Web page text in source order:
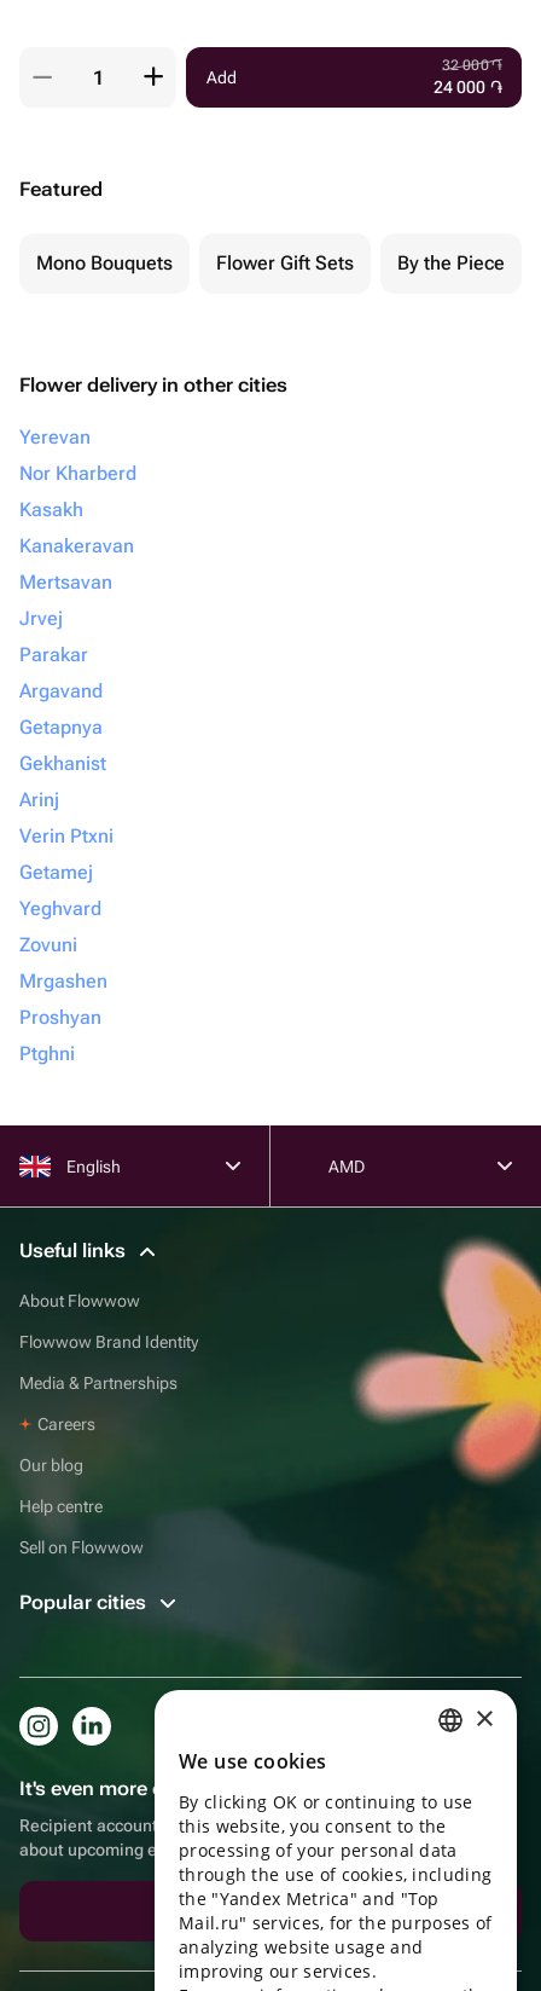
Add
32 000֏
24 000 ֏
Featured
Mono Bouquets Flower Gift Sets By the Piece
Flower delivery in other cities
Yerevan
Nor Kharberd
Kasakh
Kanakeravan
Mertsavan
Jrvej
Parakar
Argavand
Getapnya
Gekhanist
Arinj
Verin Ptxni
Getamej
Yeghvard
Zovuni
Mrgashen
Proshyan
Ptghni
English AMD
Useful links
About Flowwow
Flowwow Brand Identity
Media & Partnerships
Careers
Our blog
Help centre
Sell on Flowwow
Popular cities
It's even more convenient in the app!
Recipient account, extra rewards for purchases and reminders
about upcoming events
Download the app
ENGLISH
UKRAINIAN
PORTUGUESE
SPANISH
×
We use cookies
By clicking OK or continuing to use
this website, you consent to the
processing of your personal data
through the use of cookies, including
the "Yandex Metrica" and "Top
Mail.ru" services, for the purposes of
analyzing website usage and
improving our services.